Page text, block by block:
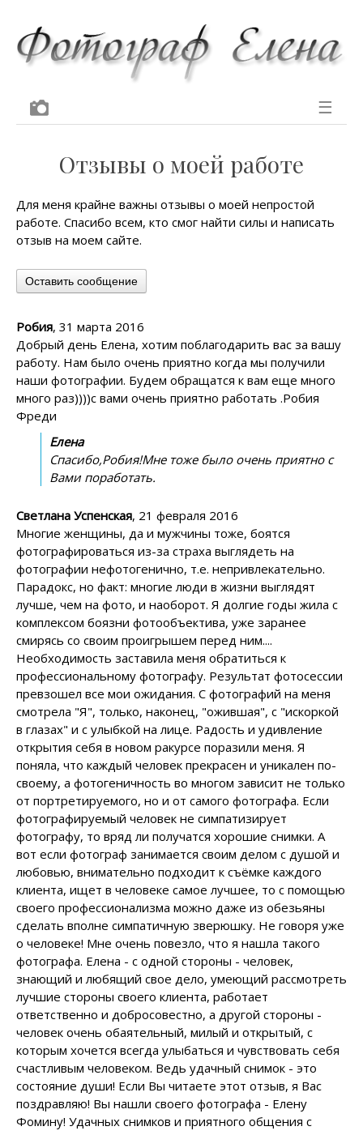
☰
Отзывы о моей работе
Для меня крайне важны отзывы о моей непростой
работе. Спасибо всем, кто смог найти силы и написать
отзыв на моем сайте.
Оставить сообщение
Робия, 31 марта 2016
Добрый день Елена, хотим поблагодарить вас за вашу
работу. Нам было очень приятно когда мы получили
наши фотографии. Будем обращатся к вам еще много
много раз))))с вами очень приятно работать .Робия
Фреди
Елена
Спасибо,Робия!Мне тоже было очень приятно с
Вами поработать.
Светлана Успенская, 21 февраля 2016
Многие женщины, да и мужчины тоже, боятся
фотографироваться из-за страха выглядеть на
фотографии нефотогенично, т.е. непривлекательно.
Парадокс, но факт: многие люди в жизни выглядят
лучше, чем на фото, и наоборот. Я долгие годы жила с
комплексом боязни фотообъектива, уже заранее
смирясь со своим проигрышем перед ним....
Необходимость заставила меня обратиться к
профессиональному фотографу. Результат фотосессии
превзошел все мои ожидания. С фотографий на меня
смотрела "Я", только, наконец, "ожившая", с "искоркой
в глазах" и с улыбкой на лице. Радость и удивление
открытия себя в новом ракурсе поразили меня. Я
поняла, что каждый человек прекрасен и уникален по-
своему, а фотогеничность во многом зависит не только
от портретируемого, но и от самого фотографа. Если
фотографируемый человек не симпатизирует
фотографу, то вряд ли получатся хорошие снимки. А
вот если фотограф занимается своим делом с душой и
любовью, внимательно подходит к съёмке каждого
клиента, ищет в человеке самое лучшее, то с помощью
своего профессионализма можно даже из обезьяны
сделать вполне симпатичную зверюшку. Не говоря уже
о человеке! Мне очень повезло, что я нашла такого
фотографа. Елена - с одной стороны - человек,
знающий и любящий свое дело, умеющий рассмотреть
лучшие стороны своего клиента, работает
ответственно и добросовестно, а другой стороны -
человек очень обаятельный, милый и открытый, с
которым хочется всегда улыбаться и чувствовать себя
счастливым человеком. Ведь удачный снимок - это
состояние души! Если Вы читаете этот отзыв, я Вас
поздравляю! Вы нашли своего фотографа - Елену
Фомину! Удачных снимков и приятного общения с